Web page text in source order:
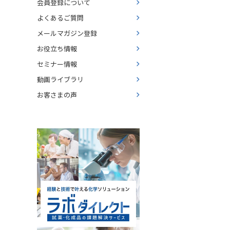
会員登録について
よくあるご質問
メールマガジン登録
お役立ち情報
セミナー情報
動画ライブラリ
お客さまの声